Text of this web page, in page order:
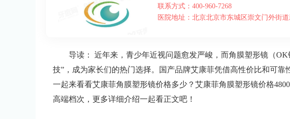
联系方式：400-960-7268
医院地址：北京北京市东城区崇文门外街
导读：
近年来，青少年近视问题愈发严峻，而角膜塑形镜（
技”，成为家长们的热门选择。国产品牌艾康菲凭借高性价比和可靠
一起来看看艾康菲角膜塑形镜价格多少？艾康菲角膜塑形镜价格
高端档次，更多详细介绍一起看正文吧！